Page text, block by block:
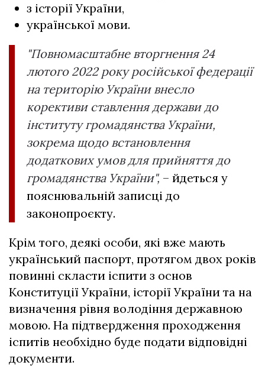
з історії України,
української мови.
"Повномасштабне вторгнення 24
лютого 2022 року російської федерації
на територію України внесло
корективи ставлення держави до
інституту громадянства України,
зокрема щодо встановлення
додаткових умов для прийняття до
громадянства України", – йдеться у
пояснювальній записці до
законопроєкту.
Крім того, деякі особи, які вже мають
український паспорт, протягом двох років
повинні скласти іспити з основ
Конституції України, історії України та на
визначення рівня володіння державною
мовою. На підтвердження проходження
іспитів необхідно буде подати відповідні
документи.